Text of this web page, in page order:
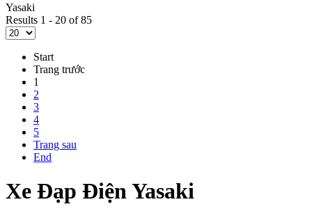
Yasaki
Results 1 - 20 of 85
Start
Trang trước
1
2
3
4
5
Trang sau
End
Xe Đạp Điện Yasaki